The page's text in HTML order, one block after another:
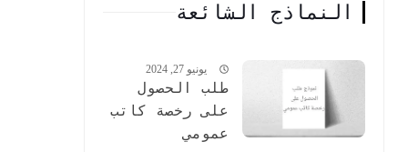
النماذج الشائعة
يونيو 27, 2024
طلب الحصول
على رخصة كاتب
عمومي